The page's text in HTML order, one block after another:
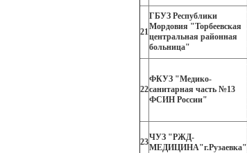
21
ГБУЗ Республики
Мордовия "Торбеевская
центральная районная
больница"
22
ФКУЗ "Медико-
санитарная часть №13
ФСИН России"
23ЧУЗ "РЖД-
МЕДИЦИНА"г.Рузаевка"